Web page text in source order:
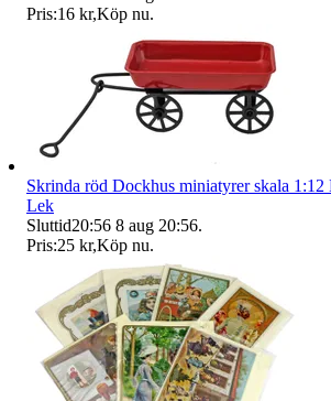
Pris:16 kr,Köp nu.
Skrinda röd Dockhus miniatyrer skala
Lek
Sluttid20:56 8 aug 20:56.
Pris:25 kr,Köp nu.